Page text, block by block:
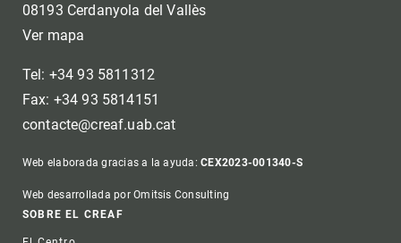
08193 Cerdanyola del Vallès
Ver mapa
Tel: +34 93 5811312
Fax: +34 93 5814151
contacte@creaf.uab.cat
Web elaborada gracias a la ayuda:CEX2023-001340-S
Web desarrollada por Omitsis Consulting
Footer
SOBRE EL CREAF